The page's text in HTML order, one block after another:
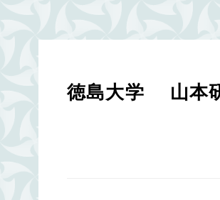
content徳島大学 山本